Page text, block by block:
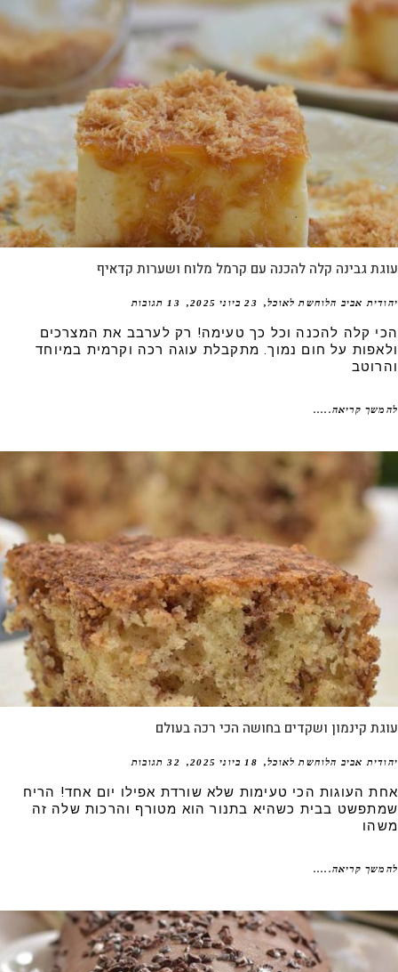
גבינה קלה להכנה עם קרמל מלוח ושערות קדאיף
אביב הלוחשת לאוכל 23 ביוני 2025 13 תגובות
קלה להכנה וכל כך טעימה! רק לערבב את המצרכים
על חום נמוך. מתקבלת עוגה רכה וקרמית במיוחד
קריאה.....
קינמון ושקדים בחושה הכי רכה בעולם
אביב הלוחשת לאוכל 18 ביוני 2025 32 תגובות
העוגות הכי טעימות שלא שורדת אפילו יום אחד! הריח
בבית כשהיא בתנור הוא מטורף והרכות שלה זה
קריאה.....